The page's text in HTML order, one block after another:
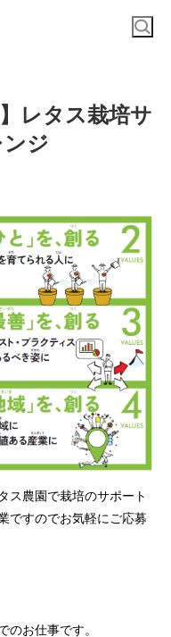
レタス栽培サ
ジ
ス農園で栽培のサポート
ですのでお気軽にご応募
のお仕事です。